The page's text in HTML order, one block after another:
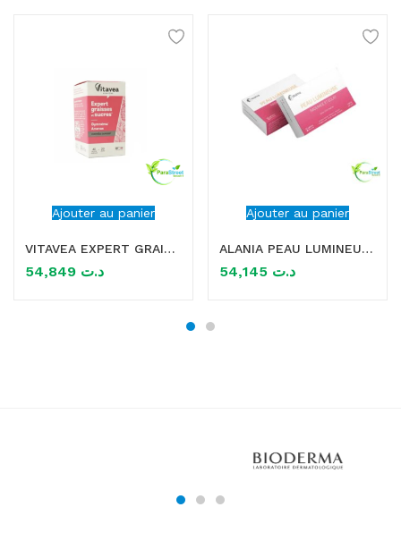
Ajouter au panier
VITAVEA EXPERT GRAISSES ET SUCRES 40 GELULES
د.ت
Ajouter au panier
ALANIA PEAU LUMINEUSE RADIANCE ET ECLAT 30 GELULES
د.ت